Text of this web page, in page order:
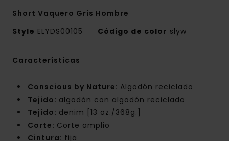
Short Vaquero Gris Hombre
Style ELYDS00105 Código de color slyw
Características
Conscious by Nature: Algodón reciclado
Tejido: algodón con algodón reciclado
Tejido: denim [13 oz./368g.]
Corte: Corte amplio
Cintura: fija